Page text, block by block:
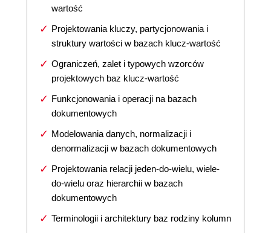
wartość
Projektowania kluczy, partycjonowania i
struktury wartości w bazach klucz-wartość
Ograniczeń, zalet i typowych wzorców
projektowych baz klucz-wartość
Funkcjonowania i operacji na bazach
dokumentowych
Modelowania danych, normalizacji i
denormalizacji w bazach dokumentowych
Projektowania relacji jeden-do-wielu, wiele-
do-wielu oraz hierarchii w bazach
dokumentowych
Terminologii i architektury baz rodziny kolumn